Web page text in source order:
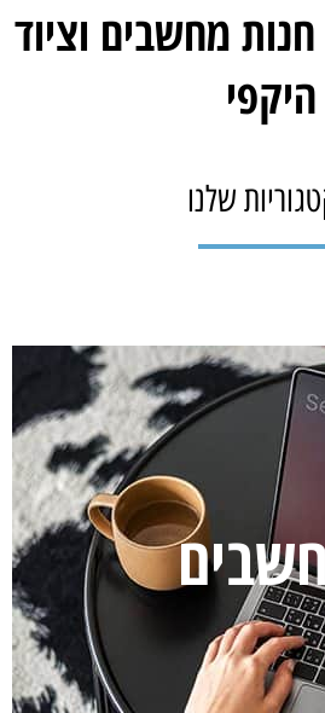
מחשבים וציוד
היקפי
שלנו